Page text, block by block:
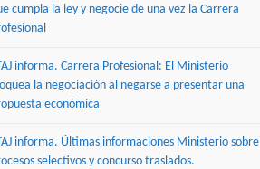
cumpla la ley y negocie de una vez la Carrera
informa. Carrera Profesional: El Ministerio
la negociación al negarse a presentar una
económica
informa. Últimas informaciones Ministerio sobre
selectivos y concurso traslados.